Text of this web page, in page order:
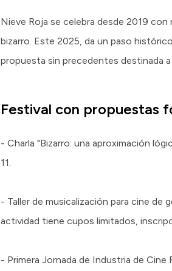
Nieve Roja se celebra desde 2019
bizarro. Este 2025, da un paso
propuesta sin precedentes destinada
Festival con propuestas
- Charla "Bizarro: una aproximación
11.
- Taller de musicalización para cine de
actividad tiene cupos limitados,
- Primera Jornada de Industria de